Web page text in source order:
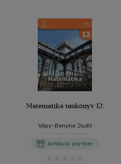
Matematika tankönyv 12.
Vépy-Benyhe Judit
Antikvár partner